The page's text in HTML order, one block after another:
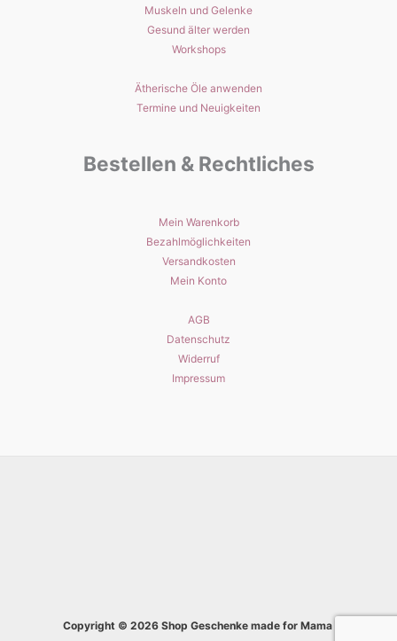
Muskeln und Gelenke
Gesund älter werden
Workshops
Ätherische Öle anwenden
Termine und Neuigkeiten
Bestellen & Rechtliches
Mein Warenkorb
Bezahlmöglichkeiten
Versandkosten
Mein Konto
AGB
Datenschutz
Widerruf
Impressum
Copyright © 2026 Shop Geschenke made for Mama